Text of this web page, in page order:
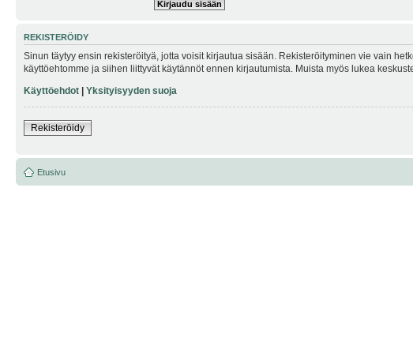
REKISTERÖIDY
Sinun täytyy ensin rekisteröityä, jotta voisit kirjautua sisään. Rekisteröityminen vie vain
käyttöehtomme ja siihen liittyvät käytännöt ennen kirjautumista. Muista myös lukea
Käyttöehdot | Yksityisyyden suoja
Rekisteröidy
Etusivu